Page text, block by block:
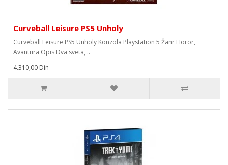
Curveball Leisure PS5 Unholy
Curveball Leisure PS5 Unholy Konzola Playstation 5 Žanr Horor,
Avantura Opis Dva sveta, ..
4.310,00 Din